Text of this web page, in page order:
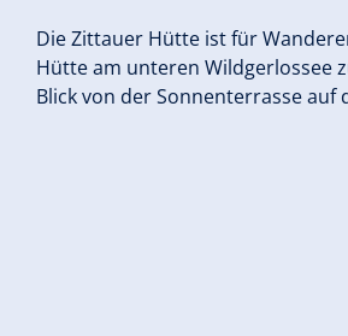
Die Zittauer Hütte ist für
Hütte am unteren Wildgerlossee
Blick von der Sonnenterrasse auf